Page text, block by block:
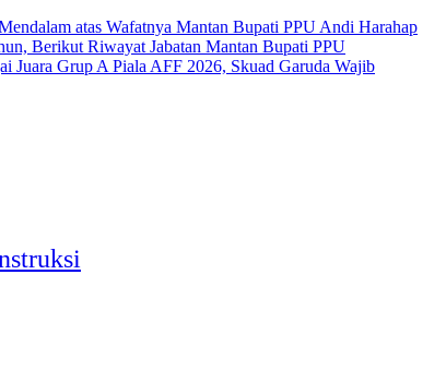
atas Wafatnya Mantan Bupati PPU Andi Harahap
Berikut Riwayat Jabatan Mantan Bupati PPU
Juara Grup A Piala AFF 2026, Skuad Garuda Wajib